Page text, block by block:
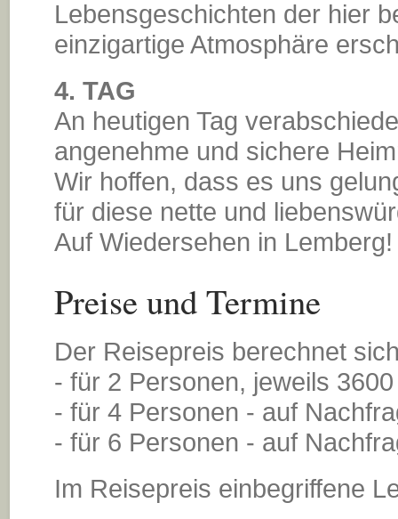
Lebensgeschichten der hier
einzigartige Atmosphäre
4. TAG
An heutigen Tag
angenehme und sichere
Wir hoffen, dass es uns
für diese nette und
Auf Wiedersehen in Lemberg!
Preise und Termine
Der Reisepreis berechnet
- für 2 Personen, jeweils
- für 4 Personen - auf
- für 6 Personen - auf
Im Reisepreis einbegriffene